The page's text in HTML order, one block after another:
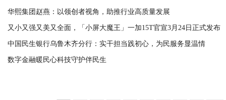
华熙集团赵燕：以领创者视角，助推行业高质量发展
又小又强又美又全面，「小屏大魔王」一加15T官宣3月24日正式发布
中国民生银行乌鲁木齐分行：实干担当践初心，为民服务显温情
数字金融暖民心科技守护伴民生